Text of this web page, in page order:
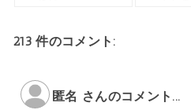
213 件のコメント:
匿名 さんのコメント...